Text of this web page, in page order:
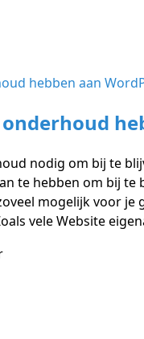
nodig om bij te
te hebben om bij
mogelijk voor
vele Website